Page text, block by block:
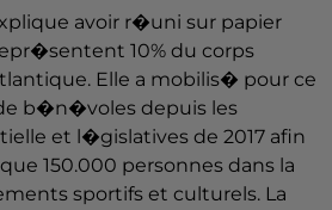
avoir r�uni sur papier
10% du corps
Elle a mobilis� pour ce
b�n�voles depuis les
et l�gislatives de 2017 afin
150.000 personnes dans la
sportifs et culturels. La